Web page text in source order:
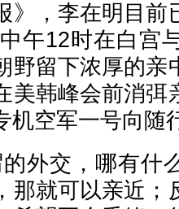
》，李在明目前
午12时在白宫
野留下浓厚的亲
美韩峰会前消弭
机空军一号向随
外交，哪有什
那就可以亲近；